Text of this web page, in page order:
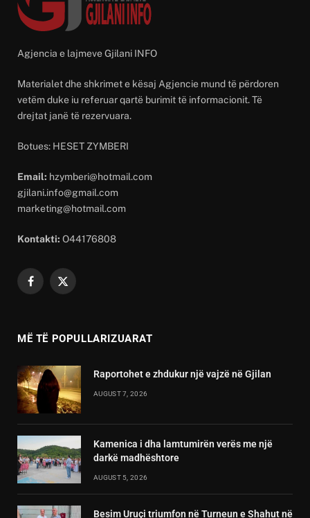
Agjencia e lajmeve Gjilani INFO
Materialet dhe shkrimet e kësaj Agjencie mund të përdoren
vetëm duke iu referuar qartë burimit të informacionit. Të
drejtat janë të rezervuara.
Botues: HESET ZYMBERI
Email: hzymberi@hotmail.com
gjilani.info@gmail.com
marketing@hotmail.com
Kontakti: O44176808
Facebook
X
MË TË POPULLARIZUARAT
Raportohet e zhdukur një vajzë në Gjilan
AUGUST 7, 2026
Kamenica i dha lamtumirën verës me një
darkë madhështore
AUGUST 5, 2026
Besim Uruçi triumfon në Turneun e Shahut në